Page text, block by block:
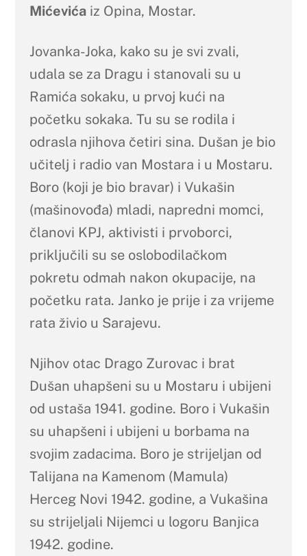
Mićevićaiz Opina, Mostar.
Jovanka-Joka, kako su je svi zvali,
udala se za Dragu i stanovali su u
Ramića sokaku, u prvoj kući na
početku sokaka. Tu su se rodila i
odrasla njihova četiri sina. Dušan je bio
učitelj i radio van Mostara i u Mostaru.
Boro (koji je bio bravar) i Vukašin
(mašinovođa) mladi, napredni momci,
članovi KPJ, aktivisti i prvoborci,
priključili su se oslobodilačkom
pokretu odmah nakon okupacije, na
početku rata. Janko je prije i za vrijeme
rata živio u Sarajevu.
Njihov otac Drago Zurovac i brat
Dušan uhapšeni su u Mostaru i ubijeni
od ustaša 1941. godine. Boro i Vukašin
su uhapšeni i ubijeni u borbama na
svojim zadacima. Boro je strijeljan od
Talijana na Kamenom (Mamula)
Herceg Novi 1942. godine, a Vukašina
su strijeljali Nijemci u logoru Banjica
1942. godine.